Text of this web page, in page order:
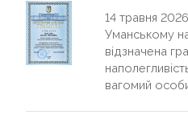
14 травня
Уманському
відзначена
вагомий